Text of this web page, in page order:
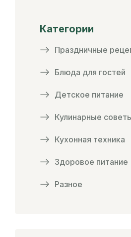
Категории
Праздничные
Блюда для гостей
Детское питание
Кулинарные
Кухонная техника
Здоровое питание
Разное